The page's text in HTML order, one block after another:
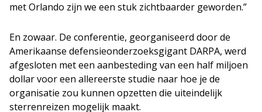
met Orlando zijn we een stuk zichtbaarder geworden.”
En zowaar. De conferentie, georganiseerd door de
Amerikaanse defensieonderzoeksgigant DARPA, werd
afgesloten met een aanbesteding van een half miljoen
dollar voor een allereerste studie naar hoe je de
organisatie zou kunnen opzetten die uiteindelijk
sterrenreizen mogelijk maakt.